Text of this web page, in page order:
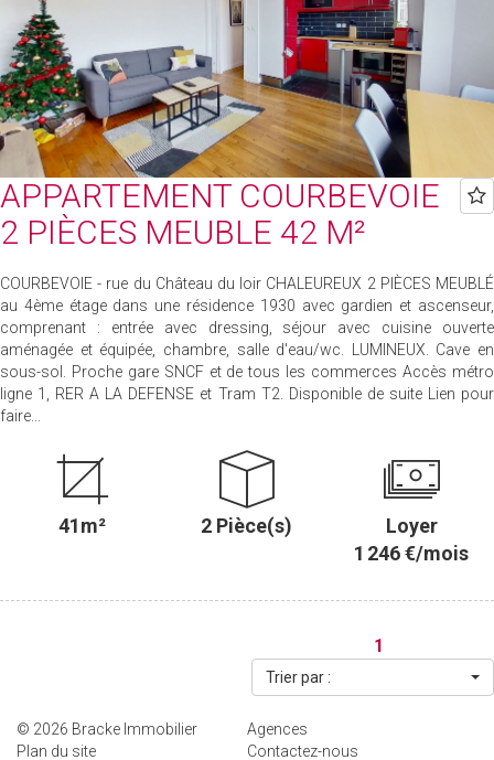
APPARTEMENT COURBEVOIE
2 PIÈCES MEUBLE 42 M²
COURBEVOIE - rue du Château du loir CHALEUREUX 2 PIÈCES MEUBLÉ
au 4ème étage dans une résidence 1930 avec gardien et ascenseur,
comprenant : entrée avec dressing, séjour avec cuisine ouverte
aménagée et équipée, chambre, salle d'eau/wc. LUMINEUX. Cave en
sous-sol. Proche gare SNCF et de tous les commerces Accès métro
ligne 1, RER A LA DEFENSE et Tram T2. Disponible de suite Lien pour
faire...
41m² 2 Pièce(s)
Loyer
1 246 €/mois
1
Trier par :
© 2026 Bracke Immobilier
Agences
Plan du site
Contactez-nous